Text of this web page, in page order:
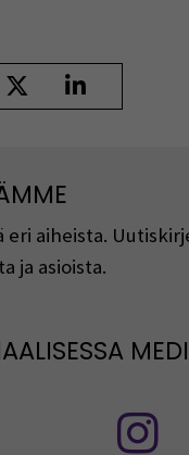
eri aiheista.
ja asioista.